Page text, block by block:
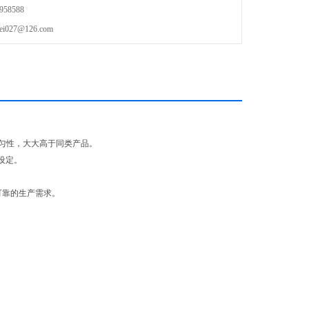
性，大大高于同类产品。
。
的生产需求。